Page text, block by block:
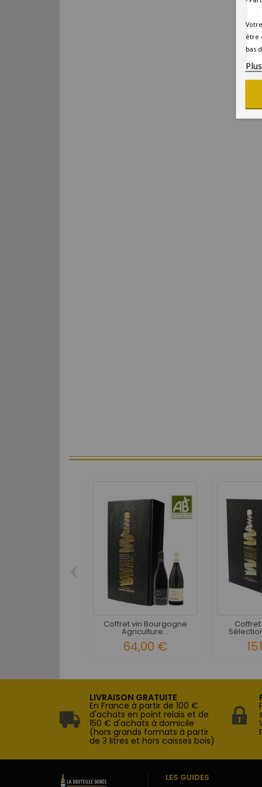
Coffret vin Bourgogne
Agriculture...
64,00 €
LIVRAISON GRATUITE
En France à partir de 100 €
d'achats en point relais et de
150 € d'achats à domicile
(hors grands formats à partir
de 3 litres et hors caisses bois)
LES GUIDES
être
bas